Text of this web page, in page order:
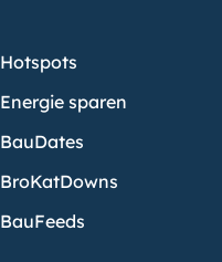
Hotspots
Energie sparen
BauDates
BroKatDowns
BauFeeds